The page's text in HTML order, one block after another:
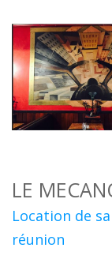
LE
Location de
réunion